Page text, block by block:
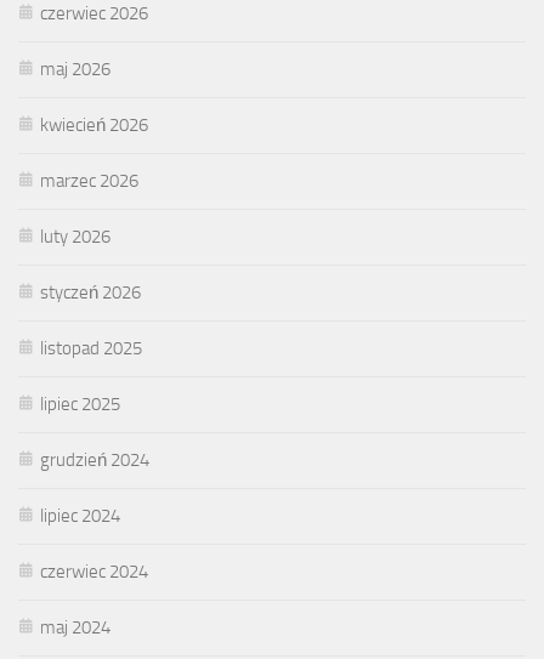
czerwiec 2026
maj 2026
kwiecień 2026
marzec 2026
luty 2026
styczeń 2026
listopad 2025
lipiec 2025
grudzień 2024
lipiec 2024
czerwiec 2024
maj 2024